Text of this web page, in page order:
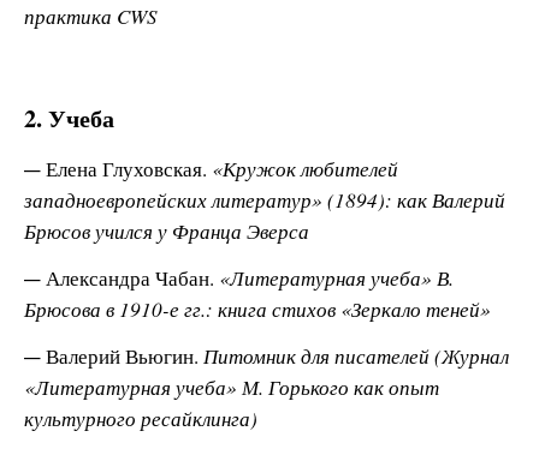
практика CWS
2. Учеба
Елена Глуховская. «Кружок любителей
западноевропейских литератур» (1894): как Валерий
Брюсов учился у Франца Эверса
Александра Чабан. «Литературная учеба» В.
Брюсова в 1910-е гг.: книга стихов «Зеркало теней»
Валерий Вьюгин. Питомник для писателей (Журнал
«Литературная учеба» М. Горького как опыт
культурного ресайклинга)